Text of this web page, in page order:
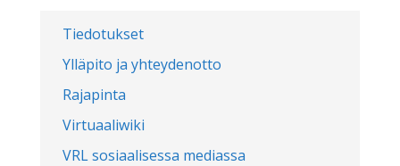
Tiedotukset
Ylläpito ja yhteydenotto
Rajapinta
Virtuaaliwiki
VRL sosiaalisessa mediassa